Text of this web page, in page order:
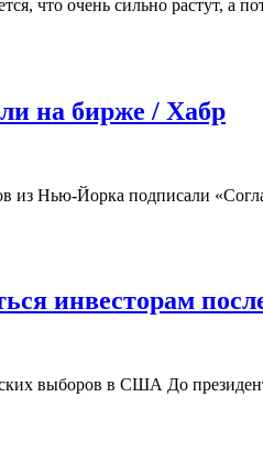
что очень сильно растут, а
на бирже / Хабр
из Нью-Йорка подписали
инвесторам
выборов в США До